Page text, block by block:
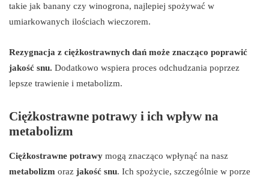
takie jak banany czy winogrona, najlepiej spożywać w
umiarkowanych ilościach wieczorem.
Rezygnacja z ciężkostrawnych dań może znacząco poprawić
jakość snu. Dodatkowo wspiera proces odchudzania poprzez
lepsze trawienie i metabolizm.
Ciężkostrawne potrawy i ich wpływ na
metabolizm
Ciężkostrawne potrawy mogą znacząco wpłynąć na nasz
metabolizm oraz jakość snu. Ich spożycie, szczególnie w porze